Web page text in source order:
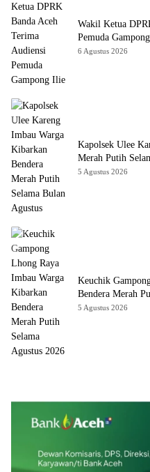
Wakil Ketua
Pemuda
6 Agustus 2026
Kapolsek Ulee
Merah Putih
5 Agustus 2026
Keuchik
Bendera Merah
5 Agustus 2026